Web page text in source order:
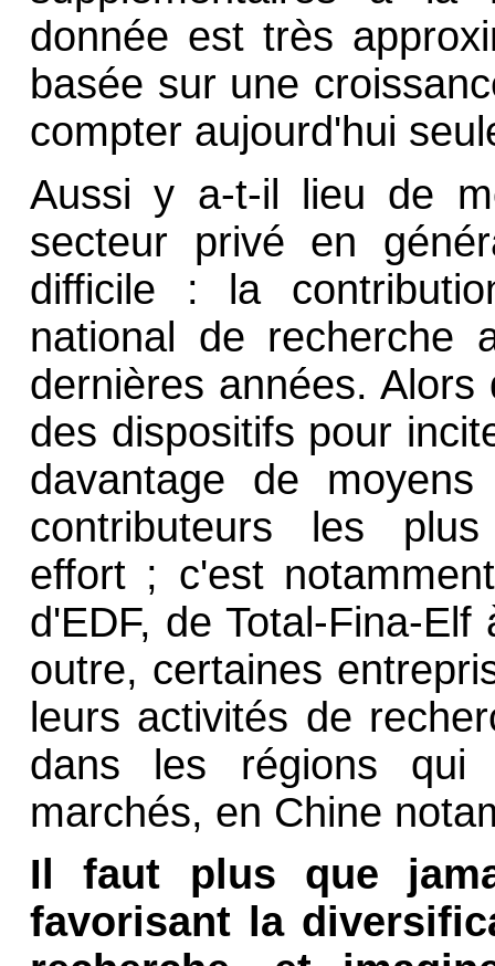
donnée est très
basée sur une
compter aujourd'hui
Aussi y a-t-il lieu de
secteur privé en
difficile : la
national de recherche
dernières années.
des dispositifs pour
davantage de
contributeurs les
effort ; c'est
d'EDF, de Total-Fina-
outre, certaines
leurs activités de
dans les régions qui
marchés, en Chine
Il faut plus que
favorisant la